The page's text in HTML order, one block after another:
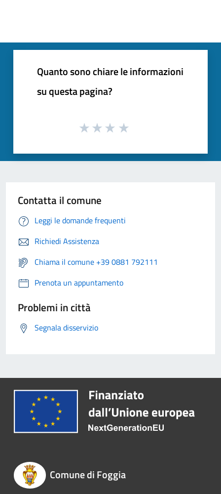
Quanto sono chiare le informazioni
su questa pagina?
Contatta il comune
Leggi le domande frequenti
Richiedi Assistenza
Chiama il comune +39 0881 792111
Prenota un appuntamento
Problemi in città
Segnala disservizio
Comune di Foggia